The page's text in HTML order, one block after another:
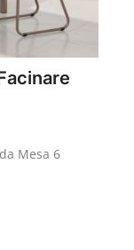
Mesa 6